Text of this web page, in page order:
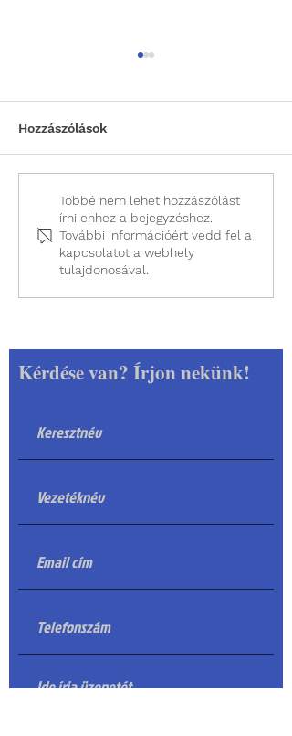
Miért válasszuk a
laparoszkópos
ivartalanítást?
Hozzászólások
Többé nem lehet hozzászólást
írni ehhez a bejegyzéshez.
További információért vedd fel a
kapcsolatot a webhely
tulajdonosával.
Kérdése van? Írjon nekünk!